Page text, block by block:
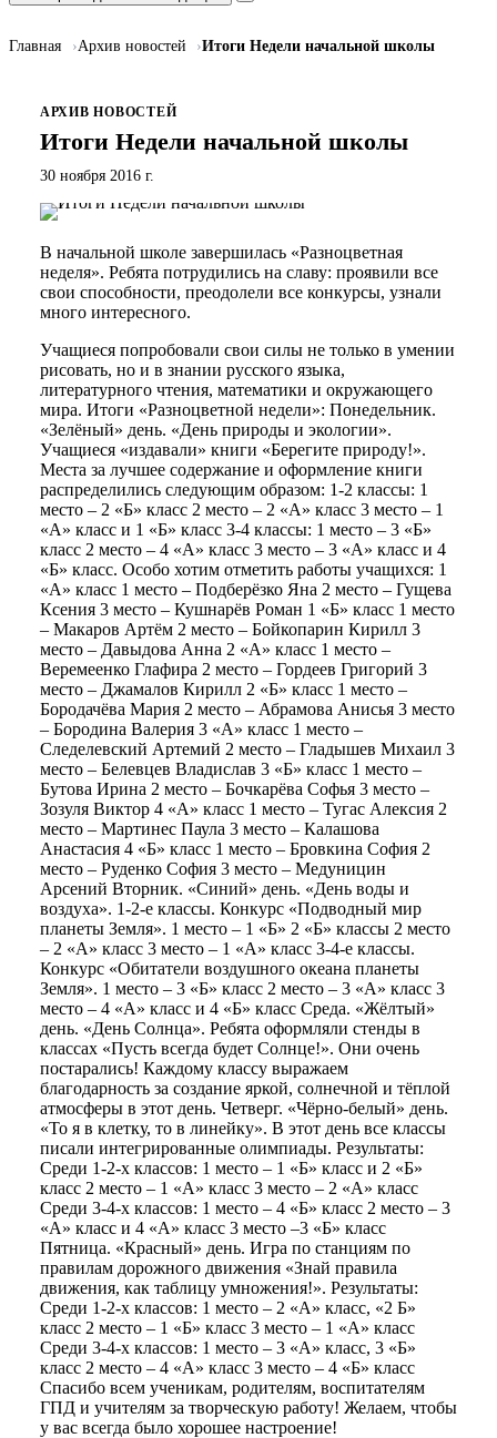
Главная Архив новостей Итоги Недели начальной школы
АРХИВ НОВОСТЕЙ
Итоги Недели начальной школы
30 ноября 2016 г.
В начальной школе завершилась «Разноцветная
неделя». Ребята потрудились на славу: проявили все
свои способности, преодолели все конкурсы, узнали
много интересного.
Учащиеся попробовали свои силы не только в умении
рисовать, но и в знании русского языка,
литературного чтения, математики и окружающего
мира. Итоги «Разноцветной недели»: Понедельник.
«Зелёный» день. «День природы и экологии».
Учащиеся «издавали» книги «Берегите природу!».
Места за лучшее содержание и оформление книги
распределились следующим образом: 1-2 классы: 1
место – 2 «Б» класс 2 место – 2 «А» класс 3 место – 1
«А» класс и 1 «Б» класс 3-4 классы: 1 место – 3 «Б»
класс 2 место – 4 «А» класс 3 место – 3 «А» класс и 4
«Б» класс. Особо хотим отметить работы учащихся: 1
«А» класс 1 место – Подберёзко Яна 2 место – Гущева
Ксения 3 место – Кушнарёв Роман 1 «Б» класс 1 место
– Макаров Артём 2 место – Бойкопарин Кирилл 3
место – Давыдова Анна 2 «А» класс 1 место –
Веремеенко Глафира 2 место – Гордеев Григорий 3
место – Джамалов Кирилл 2 «Б» класс 1 место –
Бородачёва Мария 2 место – Абрамова Анисья 3 место
– Бородина Валерия 3 «А» класс 1 место –
Следелевский Артемий 2 место – Гладышев Михаил 3
место – Белевцев Владислав 3 «Б» класс 1 место –
Бутова Ирина 2 место – Бочкарёва Софья 3 место –
Зозуля Виктор 4 «А» класс 1 место – Тугас Алексия 2
место – Мартинес Паула 3 место – Калашова
Анастасия 4 «Б» класс 1 место – Бровкина София 2
место – Руденко София 3 место – Медуницин
Арсений Вторник. «Синий» день. «День воды и
воздуха». 1-2-е классы. Конкурс «Подводный мир
планеты Земля». 1 место – 1 «Б» 2 «Б» классы 2 место
– 2 «А» класс 3 место – 1 «А» класс 3-4-е классы.
Конкурс «Обитатели воздушного океана планеты
Земля». 1 место – 3 «Б» класс 2 место – 3 «А» класс 3
место – 4 «А» класс и 4 «Б» класс Среда. «Жёлтый»
день. «День Солнца». Ребята оформляли стенды в
классах «Пусть всегда будет Солнце!». Они очень
постарались! Каждому классу выражаем
благодарность за создание яркой, солнечной и тёплой
атмосферы в этот день. Четверг. «Чёрно-белый» день.
«То я в клетку, то в линейку». В этот день все классы
писали интегрированные олимпиады. Результаты:
Среди 1-2-х классов: 1 место – 1 «Б» класс и 2 «Б»
класс 2 место – 1 «А» класс 3 место – 2 «А» класс
Среди 3-4-х классов: 1 место – 4 «Б» класс 2 место – 3
«А» класс и 4 «А» класс 3 место –3 «Б» класс
Пятница. «Красный» день. Игра по станциям по
правилам дорожного движения «Знай правила
движения, как таблицу умножения!». Результаты:
Среди 1-2-х классов: 1 место – 2 «А» класс, «2 Б»
класс 2 место – 1 «Б» класс 3 место – 1 «А» класс
Среди 3-4-х классов: 1 место – 3 «А» класс, 3 «Б»
класс 2 место – 4 «А» класс 3 место – 4 «Б» класс
Спасибо всем ученикам, родителям, воспитателям
ГПД и учителям за творческую работу! Желаем, чтобы
у вас всегда было хорошее настроение!